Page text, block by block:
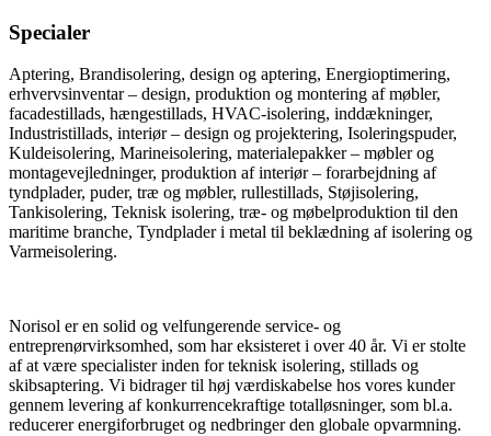
Specialer
Aptering, Brandisolering, design og aptering, Energioptimering,
erhvervsinventar – design, produktion og montering af møbler,
facadestillads, hængestillads, HVAC-isolering, inddækninger,
Industristillads, interiør – design og projektering, Isoleringspuder,
Kuldeisolering, Marineisolering, materialepakker – møbler og
montagevejledninger, produktion af interiør – forarbejdning af
tyndplader, puder, træ og møbler, rullestillads, Støjisolering,
Tankisolering, Teknisk isolering, træ- og møbelproduktion til den
maritime branche, Tyndplader i metal til beklædning af isolering og
Varmeisolering.
Norisol er en solid og velfungerende service- og
entreprenørvirksomhed, som har eksisteret i over 40 år. Vi er stolte
af at være specialister inden for teknisk isolering, stillads og
skibsaptering. Vi bidrager til høj værdiskabelse hos vores kunder
gennem levering af konkurrencekraftige totalløsninger, som bl.a.
reducerer energiforbruget og nedbringer den globale opvarmning.